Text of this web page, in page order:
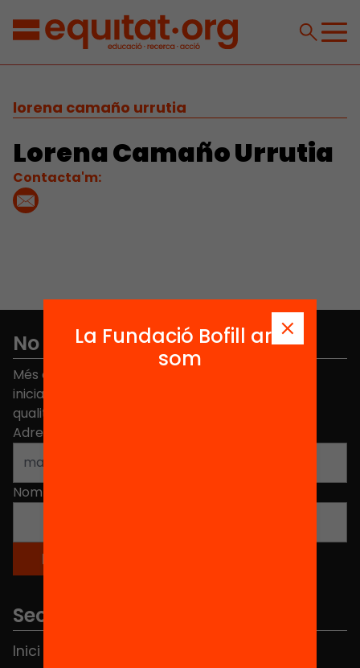
lorena camaño urrutia
Lorena Camaño Urrutia
Contacta'm:
No et perdis res
Més de 40.000 persones ja han triat Equitat. Rep
iniciatives, propostes i projectes per millorar la
qualitat de l'educació a Catalunya.
Adreça electrònica
Nom
Seccions
Inici
La Fundació Bofill ara
som